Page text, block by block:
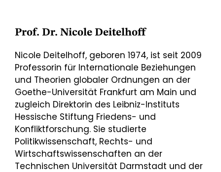
Prof. Dr. Nicole Deitelhoff
Nicole Deitelhoff, geboren 1974, ist seit 2009
Professorin für Internationale Beziehungen
und Theorien globaler Ordnungen an der
Goethe-Universität Frankfurt am Main und
zugleich Direktorin des Leibniz-Instituts
Hessische Stiftung Friedens- und
Konfliktforschung. Sie studierte
Politikwissenschaft, Rechts- und
Wirtschaftswissenschaften an der
Technischen Universität Darmstadt und der